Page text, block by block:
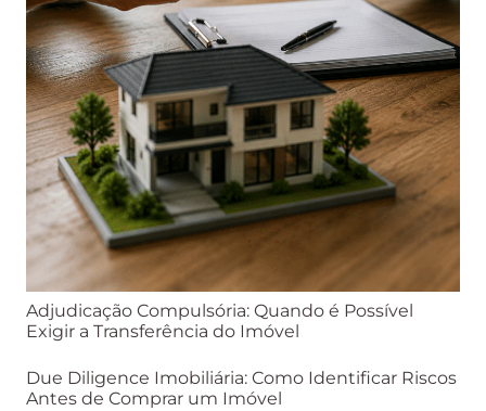
Adjudicação Compulsória: Quando é Possível
Exigir a Transferência do Imóvel
Due Diligence Imobiliária: Como Identificar Riscos
Antes de Comprar um Imóvel